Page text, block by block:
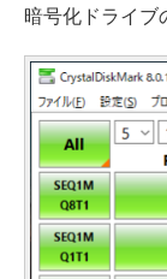
暗号化ドライブ